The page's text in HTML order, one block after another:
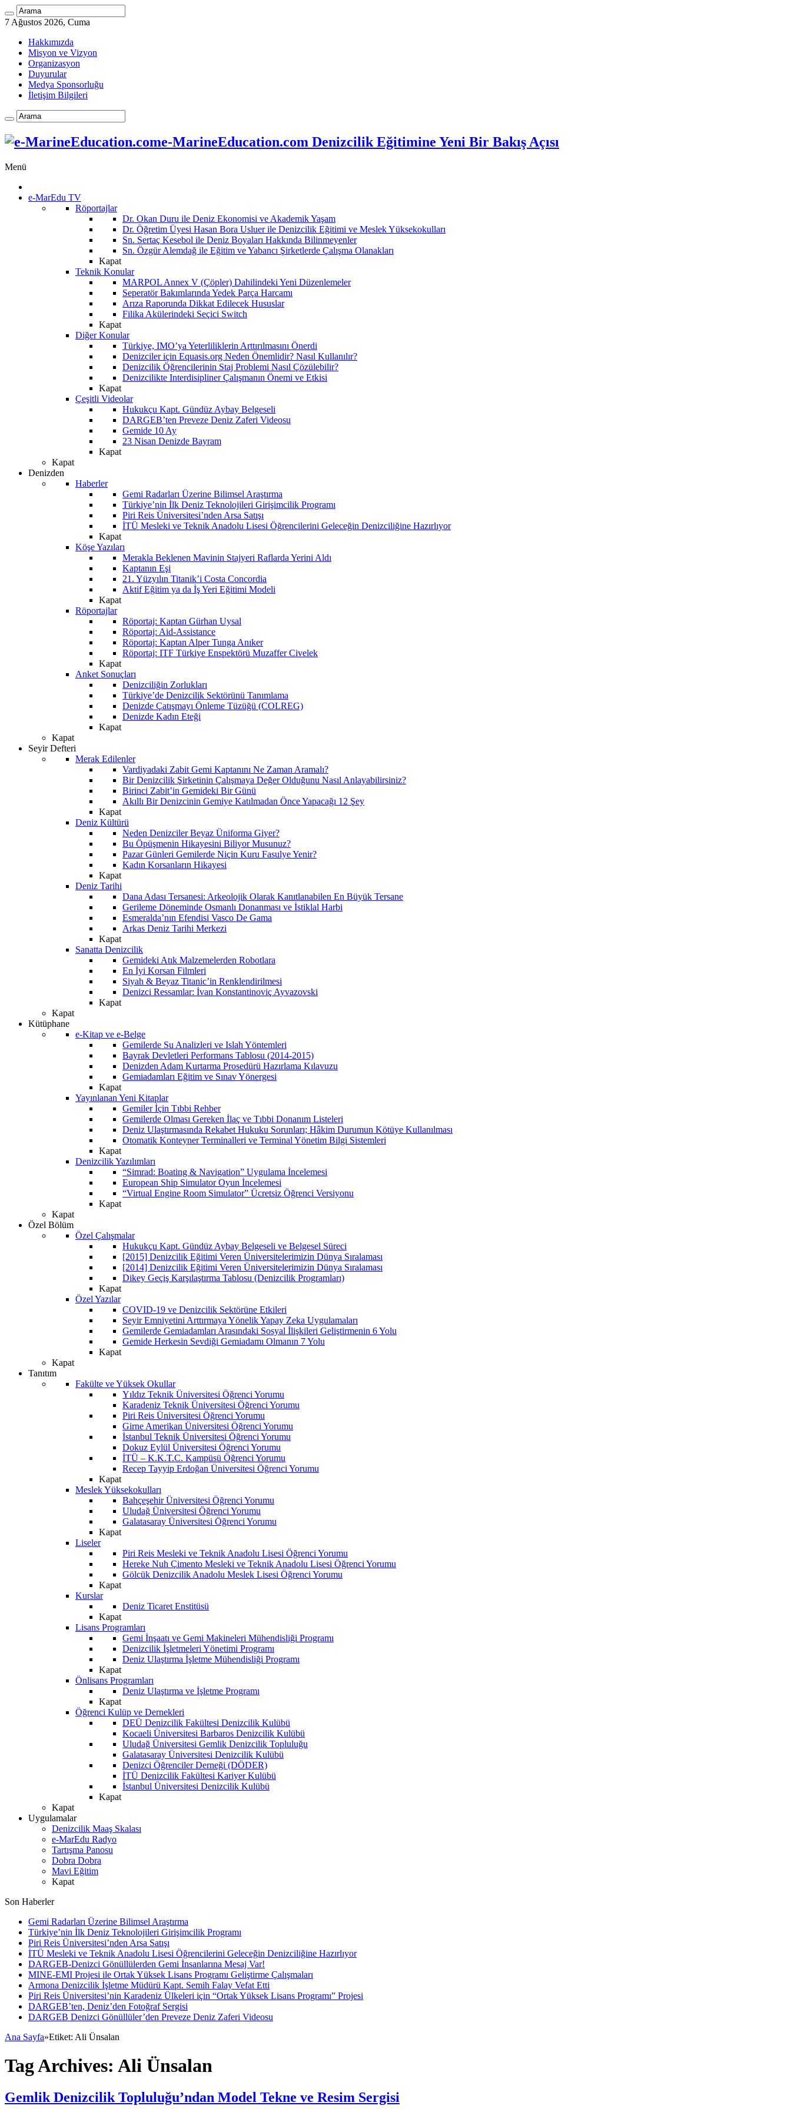
7 Ağustos 2026, Cuma
Hakkımızda
Misyon ve Vizyon
Organizasyon
Duyurular
Medya Sponsorluğu
İletişim Bilgileri
e-MarineEducation.com Denizcilik Eğitimine Yeni Bir Bakış Açısı
Menü
e-MarEdu TV
Röportajlar
Dr. Okan Duru ile Deniz Ekonomisi ve Akademik Yaşam
Dr. Öğretim Üyesi Hasan Bora Usluer ile Denizcilik Eğitimi ve Meslek Yüksekokulları
Sn. Sertaç Kesebol ile Deniz Boyaları Hakkında Bilinmeyenler
Sn. Özgür Alemdağ ile Eğitim ve Yabancı Şirketlerde Çalışma Olanakları
Kapat
Teknik Konular
MARPOL Annex V (Çöpler) Dahilindeki Yeni Düzenlemeler
Seperatör Bakımlarında Yedek Parça Harcamı
Arıza Raporunda Dikkat Edilecek Hususlar
Filika Akülerindeki Seçici Switch
Kapat
Diğer Konular
Türkiye, IMO’ya Yeterliliklerin Arttırılmasını Önerdi
Denizciler için Equasis.org Neden Önemlidir? Nasıl Kullanılır?
Denizcilik Öğrencilerinin Staj Problemi Nasıl Çözülebilir?
Denizcilikte Interdisipliner Çalışmanın Önemi ve Etkisi
Kapat
Çeşitli Videolar
Hukukçu Kapt. Gündüz Aybay Belgeseli
DARGEB’ten Preveze Deniz Zaferi Videosu
Gemide 10 Ay
23 Nisan Denizde Bayram
Kapat
Kapat
Denizden
Haberler
Gemi Radarları Üzerine Bilimsel Araştırma
Türkiye’nin İlk Deniz Teknolojileri Girişimcilik Programı
Piri Reis Üniversitesi’nden Arsa Satışı
İTÜ Mesleki ve Teknik Anadolu Lisesi Öğrencilerini Geleceğin Denizciliğine Hazırlıyor
Kapat
Köşe Yazıları
Merakla Beklenen Mavinin Stajyeri Raflarda Yerini Aldı
Kaptanın Eşi
21. Yüzyılın Titanik’i Costa Concordia
Aktif Eğitim ya da İş Yeri Eğitimi Modeli
Kapat
Röportajlar
Röportaj: Kaptan Gürhan Uysal
Röportaj: Aid-Assistance
Röportaj: Kaptan Alper Tunga Anıker
Röportaj: ITF Türkiye Enspektörü Muzaffer Civelek
Kapat
Anket Sonuçları
Denizciliğin Zorlukları
Türkiye’de Denizcilik Sektörünü Tanımlama
Denizde Çatışmayı Önleme Tüzüğü (COLREG)
Denizde Kadın Eteği
Kapat
Kapat
Seyir Defteri
Merak Edilenler
Vardiyadaki Zabit Gemi Kaptanını Ne Zaman Aramalı?
Bir Denizcilik Şirketinin Çalışmaya Değer Olduğunu Nasıl Anlayabilirsiniz?
Birinci Zabit’in Gemideki Bir Günü
Akıllı Bir Denizcinin Gemiye Katılmadan Önce Yapacağı 12 Şey
Kapat
Deniz Kültürü
Neden Denizciler Beyaz Üniforma Giyer?
Bu Öpüşmenin Hikayesini Biliyor Musunuz?
Pazar Günleri Gemilerde Niçin Kuru Fasulye Yenir?
Kadın Korsanların Hikayesi
Kapat
Deniz Tarihi
Dana Adası Tersanesi: Arkeolojik Olarak Kanıtlanabilen En Büyük Tersane
Gerileme Döneminde Osmanlı Donanması ve İstiklal Harbi
Esmeralda’nın Efendisi Vasco De Gama
Arkas Deniz Tarihi Merkezi
Kapat
Sanatta Denizcilik
Gemideki Atık Malzemelerden Robotlara
En İyi Korsan Filmleri
Siyah & Beyaz Titanic’in Renklendirilmesi
Denizci Ressamlar: İvan Konstantinoviç Ayvazovski
Kapat
Kapat
Kütüphane
e-Kitap ve e-Belge
Gemilerde Su Analizleri ve Islah Yöntemleri
Bayrak Devletleri Performans Tablosu (2014-2015)
Denizden Adam Kurtarma Prosedürü Hazırlama Kılavuzu
Gemiadamları Eğitim ve Sınav Yönergesi
Kapat
Yayınlanan Yeni Kitaplar
Gemiler İçin Tıbbi Rehber
Gemilerde Olması Gereken İlaç ve Tıbbi Donanım Listeleri
Deniz Ulaştırmasında Rekabet Hukuku Sorunları; Hâkim Durumun Kötüye Kullanılması
Otomatik Konteyner Terminalleri ve Terminal Yönetim Bilgi Sistemleri
Kapat
Denizcilik Yazılımları
“Simrad: Boating & Navigation” Uygulama İncelemesi
European Ship Simulator Oyun İncelemesi
“Virtual Engine Room Simulator” Ücretsiz Öğrenci Versiyonu
Kapat
Kapat
Özel Bölüm
Özel Çalışmalar
Hukukçu Kapt. Gündüz Aybay Belgeseli ve Belgesel Süreci
[2015] Denizcilik Eğitimi Veren Üniversitelerimizin Dünya Sıralaması
[2014] Denizcilik Eğitimi Veren Üniversitelerimizin Dünya Sıralaması
Dikey Geçiş Karşılaştırma Tablosu (Denizcilik Programları)
Kapat
Özel Yazılar
COVID-19 ve Denizcilik Sektörüne Etkileri
Seyir Emniyetini Arttırmaya Yönelik Yapay Zeka Uygulamaları
Gemilerde Gemiadamları Arasındaki Sosyal İlişkileri Geliştirmenin 6 Yolu
Gemide Herkesin Sevdiği Gemiadamı Olmanın 7 Yolu
Kapat
Kapat
Tanıtım
Fakülte ve Yüksek Okullar
Yıldız Teknik Üniversitesi Öğrenci Yorumu
Karadeniz Teknik Üniversitesi Öğrenci Yorumu
Piri Reis Üniversitesi Öğrenci Yorumu
Girne Amerikan Üniversitesi Öğrenci Yorumu
İstanbul Teknik Üniversitesi Öğrenci Yorumu
Dokuz Eylül Üniversitesi Öğrenci Yorumu
İTÜ – K.K.T.C. Kampüsü Öğrenci Yorumu
Recep Tayyip Erdoğan Üniversitesi Öğrenci Yorumu
Kapat
Meslek Yüksekokulları
Bahçeşehir Üniversitesi Öğrenci Yorumu
Uludağ Üniversitesi Öğrenci Yorumu
Galatasaray Üniversitesi Öğrenci Yorumu
Kapat
Liseler
Piri Reis Mesleki ve Teknik Anadolu Lisesi Öğrenci Yorumu
Hereke Nuh Çimento Mesleki ve Teknik Anadolu Lisesi Öğrenci Yorumu
Gölcük Denizcilik Anadolu Meslek Lisesi Öğrenci Yorumu
Kapat
Kurslar
Deniz Ticaret Enstitüsü
Kapat
Lisans Programları
Gemi İnşaatı ve Gemi Makineleri Mühendisliği Programı
Denizcilik İşletmeleri Yönetimi Programı
Deniz Ulaştırma İşletme Mühendisliği Programı
Kapat
Önlisans Programları
Deniz Ulaştırma ve İşletme Programı
Kapat
Öğrenci Kulüp ve Dernekleri
DEÜ Denizcilik Fakültesi Denizcilik Kulübü
Kocaeli Üniversitesi Barbaros Denizcilik Kulübü
Uludağ Üniversitesi Gemlik Denizcilik Topluluğu
Galatasaray Üniversitesi Denizcilik Kulübü
Denizci Öğrenciler Derneği (DÖDER)
İTÜ Denizcilik Fakültesi Kariyer Kulübü
İstanbul Üniversitesi Denizcilik Kulübü
Kapat
Kapat
Uygulamalar
Denizcilik Maaş Skalası
e-MarEdu Radyo
Tartışma Panosu
Dobra Dobra
Mavi Eğitim
Kapat
Son Haberler
Gemi Radarları Üzerine Bilimsel Araştırma
Türkiye’nin İlk Deniz Teknolojileri Girişimcilik Programı
Piri Reis Üniversitesi’nden Arsa Satışı
İTÜ Mesleki ve Teknik Anadolu Lisesi Öğrencilerini Geleceğin Denizciliğine Hazırlıyor
DARGEB-Denizci Gönüllülerden Gemi İnsanlarına Mesaj Var!
MINE-EMI Projesi ile Ortak Yüksek Lisans Programı Geliştirme Çalışmaları
Armona Denizcilik İşletme Müdürü Kapt. Semih Falay Vefat Etti
Piri Reis Üniversitesi’nin Karadeniz Ülkeleri için “Ortak Yüksek Lisans Programı” Projesi
DARGEB’ten, Deniz’den Fotoğraf Sergisi
DARGEB Denizci Gönüllüler’den Preveze Deniz Zaferi Videosu
Ana Sayfa»Etiket: Ali Ünsalan
Tag Archives: Ali Ünsalan
Gemlik Denizcilik Topluluğu’ndan Model Tekne ve Resim Sergisi